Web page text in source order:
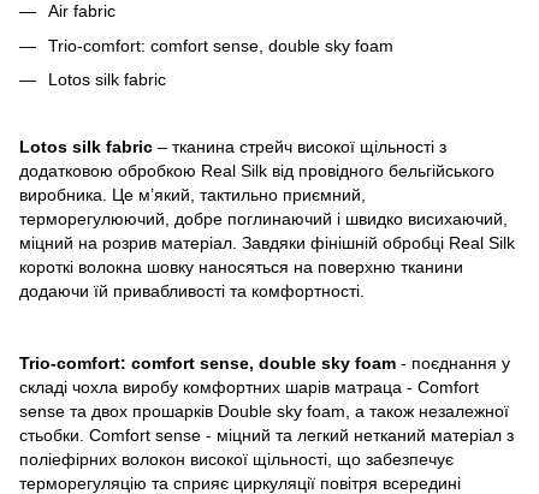
Air fabric
Trio-comfort: comfort sense, double sky foam
Lotos silk fabric
Lotos silk fabric – тканина стрейч високої щільності з
додатковою обробкою Real Silk від провідного бельгійського
виробника. Це м’який, тактильно приємний,
терморегулюючий, добре поглинаючий і швидко висихаючий,
міцний на розрив матеріал. Завдяки фінішній обробці Real Silk
короткі волокна шовку наносяться на поверхню тканини
додаючи їй привабливості та комфортності.
Trio-comfort: comfort sense, double sky foam - поєднання у
складі чохла виробу комфортних шарів матраца - Comfort
sense та двох прошарків Double sky foam, а також незалежної
стьобки. Comfort sense - міцний та легкий нетканий матеріал з
поліефірних волокон високої щільності, що забезпечує
терморегуляцію та сприяє циркуляції повітря всередині